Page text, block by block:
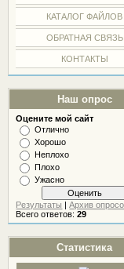
КАТАЛОГ ФАЙЛОВ
ОБРАТНАЯ СВЯЗЬ
КОНТАКТЫ
Наш опрос
Оцените мой сайт
Отлично
Хорошо
Неплохо
Плохо
Ужасно
Результаты |Архив
Всего ответов:29
Статистика